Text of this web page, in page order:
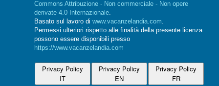
Commons Attribuzione - Non commerciale - Non opere
derivate 4.0 Internazionale.
Basato sul lavoro di www.vacanzelandia.com.
Permessi ulteriori rispetto alle finalità della presente licenza
possono essere disponibili presso
https://www.vacanzelandia.com
Privacy Policy
IT
Privacy Policy
EN
Privacy Policy
FR